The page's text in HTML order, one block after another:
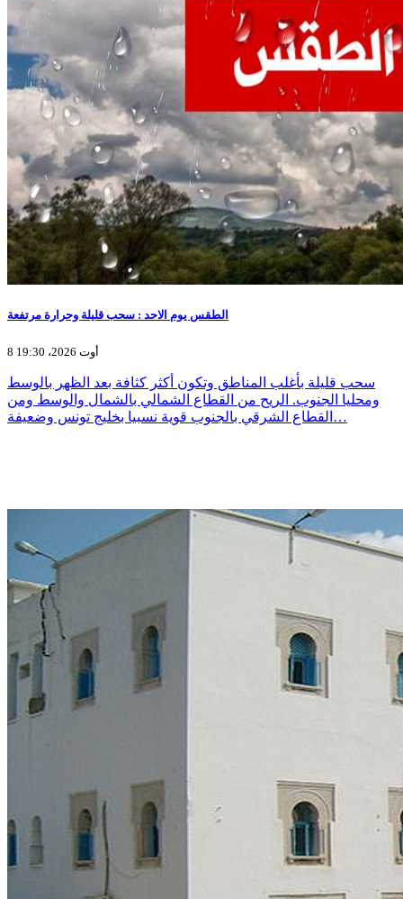
الطقس يوم الاحد : سحب قليلة وحرارة مرتفعة
8 أوت 2026، 19:30
سحب قليلة بأغلب المناطق وتكون أكثر كثافة بعد الظهر بالوسط
ومحليا الجنوب. الريح من القطاع الشمالي بالشمال والوسط ومن
القطاع الشرقي بالجنوب قوية نسبيا بخليج تونس وضعيفة…